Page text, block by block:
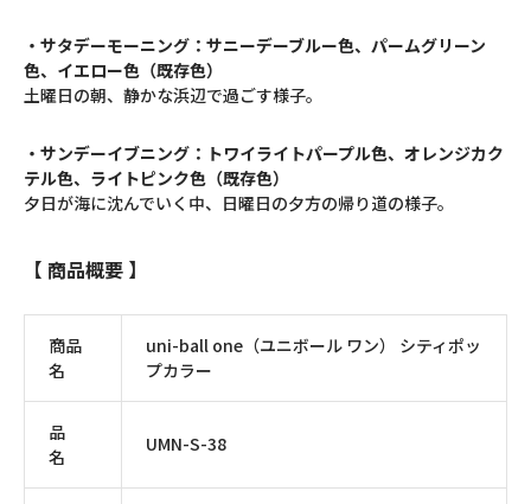
・サタデーモーニング：サニーデーブルー色、パームグリーン
色、イエロー色（既存色）
土曜日の朝、静かな浜辺で過ごす様子。
・サンデーイブニング：トワイライトパープル色、オレンジカク
テル色、ライトピンク色（既存色）
夕日が海に沈んでいく中、日曜日の夕方の帰り道の様子。
【 商品概要 】
商品
名
uni-ball one（ユニボール ワン） シティポッ
プカラー
品
名
UMN-S-38